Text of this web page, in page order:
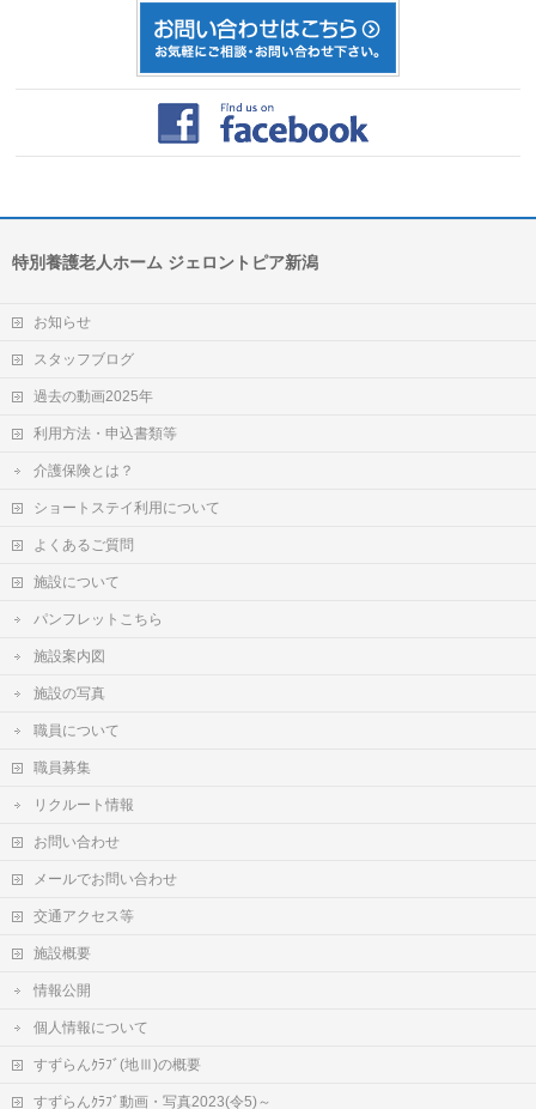
特別養護老人ホーム ジェロントピア新潟
お知らせ
スタッフブログ
過去の動画2025年
利用方法・申込書類等
介護保険とは？
ショートステイ利用について
よくあるご質問
施設について
パンフレットこちら
施設案内図
施設の写真
職員について
職員募集
リクルート情報
お問い合わせ
メールでお問い合わせ
交通アクセス等
施設概要
情報公開
個人情報について
すずらんｸﾗﾌﾞ(地Ⅲ)の概要
すずらんｸﾗﾌﾞ動画・写真2023(令5)～